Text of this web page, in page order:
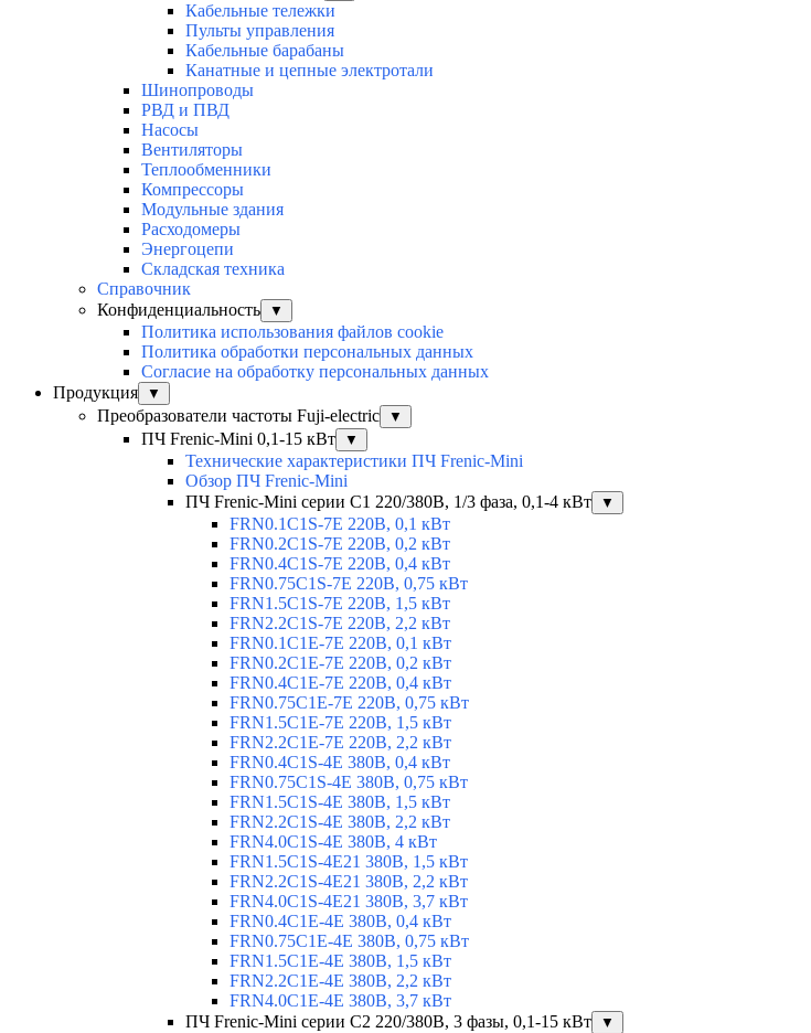
Кабельные тележки
Пульты управления
Кабельные барабаны
Канатные и цепные электротали
Шинопроводы
РВД и ПВД
Насосы
Вентиляторы
Теплообменники
Компрессоры
Модульные здания
Расходомеры
Энергоцепи
Складская техника
Справочник
Конфиденциальность
▼
Политика использования файлов cookie
Политика обработки персональных данных
Согласие на обработку персональных данных
Продукция
▼
Преобразователи частоты Fuji-electric ▼
ПЧ Frenic-Mini 0,1-15 кВт ▼
Технические характеристики ПЧ Frenic-Mini
Обзор ПЧ Frenic-Mini
ПЧ Frenic-Mini серии C1 220/380В, 1/3 фаза, 0,1-4 кВт
▼
FRN0.1C1S-7E 220В, 0,1 кВт
FRN0.2C1S-7E 220В, 0,2 кВт
FRN0.4C1S-7E 220В, 0,4 кВт
FRN0.75C1S-7E 220В, 0,75 кВт
FRN1.5C1S-7E 220В, 1,5 кВт
FRN2.2C1S-7E 220В, 2,2 кВт
FRN0.1C1E-7E 220В, 0,1 кВт
FRN0.2C1E-7E 220В, 0,2 кВт
FRN0.4C1E-7E 220В, 0,4 кВт
FRN0.75C1E-7E 220В, 0,75 кВт
FRN1.5C1E-7E 220В, 1,5 кВт
FRN2.2C1E-7E 220В, 2,2 кВт
FRN0.4C1S-4E 380В, 0,4 кВт
FRN0.75C1S-4E 380В, 0,75 кВт
FRN1.5C1S-4E 380В, 1,5 кВт
FRN2.2C1S-4E 380В, 2,2 кВт
FRN4.0C1S-4E 380В, 4 кВт
FRN1.5C1S-4E21 380В, 1,5 кВт
FRN2.2C1S-4E21 380В, 2,2 кВт
FRN4.0C1S-4E21 380В, 3,7 кВт
FRN0.4C1E-4E 380В, 0,4 кВт
FRN0.75C1E-4E 380В, 0,75 кВт
FRN1.5C1E-4E 380В, 1,5 кВт
FRN2.2C1E-4E 380В, 2,2 кВт
FRN4.0C1E-4E 380В, 3,7 кВт
ПЧ Frenic-Mini серии С2 220/380В, 3 фазы, 0,1-15 кВт
▼